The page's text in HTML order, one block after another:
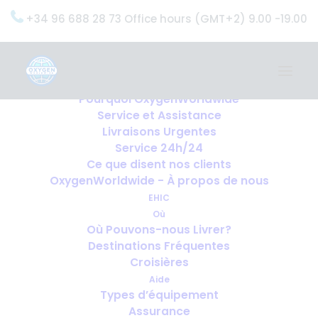
+34 96 688 28 73 Office hours (GMT+2) 9.00 -19.00
OxygenWorldwide (Ce que nous faisons)
Pourquoi OxygenWorldwide
Service et Assistance
Livraisons Urgentes
Service 24h/24
Ce que disent nos clients
OxygenWorldwide - À propos de nous
EHIC
Où
Où Pouvons-nous Livrer?
Destinations Fréquentes
Croisières
Aide
Types d’équipement
Assurance